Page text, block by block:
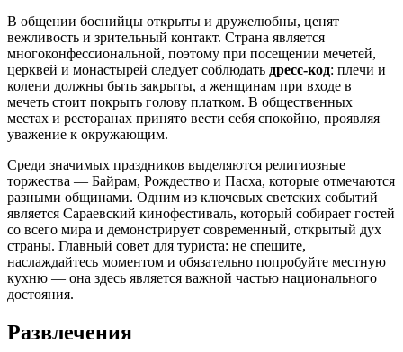
В общении боснийцы открыты и дружелюбны, ценят
вежливость и зрительный контакт. Страна является
многоконфессиональной, поэтому при посещении мечетей,
церквей и монастырей следует соблюдать дресс-код: плечи и
колени должны быть закрыты, а женщинам при входе в
мечеть стоит покрыть голову платком. В общественных
местах и ресторанах принято вести себя спокойно, проявляя
уважение к окружающим.
Среди значимых праздников выделяются религиозные
торжества — Байрам, Рождество и Пасха, которые отмечаются
разными общинами. Одним из ключевых светских событий
является Сараевский кинофестиваль, который собирает гостей
со всего мира и демонстрирует современный, открытый дух
страны. Главный совет для туриста: не спешите,
наслаждайтесь моментом и обязательно попробуйте местную
кухню — она здесь является важной частью национального
достояния.
Развлечения